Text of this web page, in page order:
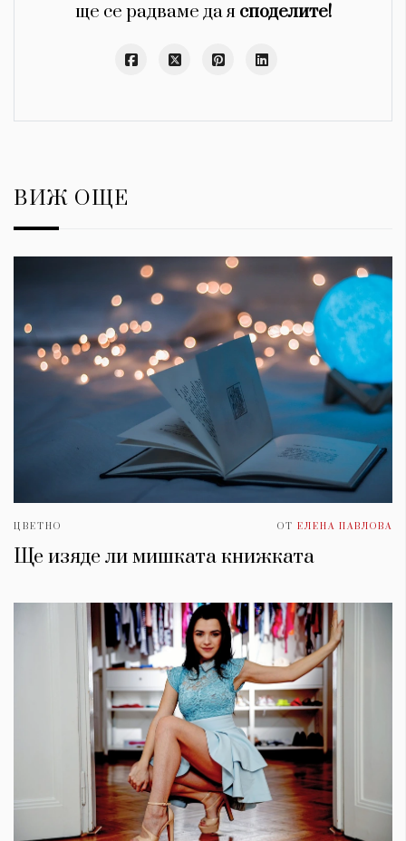
ще се радваме да я споделите!
ВИЖ ОЩЕ
ЦВЕТНО ОТ ЕЛЕНА ПАВЛОВА
Ще изяде ли мишката книжката